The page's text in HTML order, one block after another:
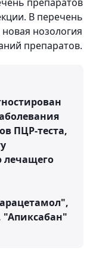
В перечень
нозология
препаратов.
ПЦР-теста,
лечащего